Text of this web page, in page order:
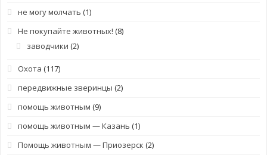
не могу молчать (1)
Не покупайте животных! (8)
заводчики (2)
Охота (117)
передвижные зверинцы (2)
помощь животным (9)
помощь животным — Казань (1)
Помощь животным — Приозерск (2)